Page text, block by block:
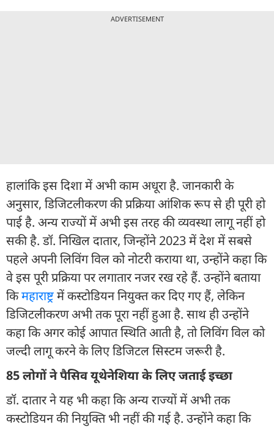
ADVERTISEMENT
हालांकि इस दिशा में अभी काम अधूरा है. जानकारी के
अनुसार, डिजिटलीकरण की प्रक्रिया आंशिक रूप से ही पूरी हो
पाई है. अन्य राज्यों में अभी इस तरह की व्यवस्था लागू नहीं हो
सकी है. डॉ. निखिल दातार, जिन्होंने 2023 में देश में सबसे
पहले अपनी लिविंग विल को नोटरी कराया था, उन्होंने कहा कि
वे इस पूरी प्रक्रिया पर लगातार नजर रख रहे हैं. उन्होंने बताया
किमहाराष्ट्रमें कस्टोडियन नियुक्त कर दिए गए हैं, लेकिन
डिजिटलीकरण अभी तक पूरा नहीं हुआ है. साथ ही उन्होंने
कहा कि अगर कोई आपात स्थिति आती है, तो लिविंग विल को
जल्दी लागू करने के लिए डिजिटल सिस्टम जरूरी है.
85 लोगों ने पैसिव यूथेनेशिया के लिए जताई इच्छा
डॉ. दातार ने यह भी कहा कि अन्य राज्यों में अभी तक
कस्टोडियन की नियुक्ति भी नहीं की गई है. उन्होंने कहा कि